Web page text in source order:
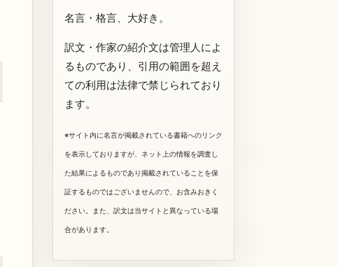
名言・格言、大好き。
訳文・作家の紹介文は管理人によ
るものであり、引用の範囲を超え
ての利用は法律で禁じられており
ます。
※サイト内に名言が掲載されている書籍へのリンク
を表示しておりますが、ネット上の情報を調査し
た結果によるものであり掲載されていることを保
証するものではございませんので、お含みおきく
ださい。また、訳文は当サイトと異なっている場
合があります。